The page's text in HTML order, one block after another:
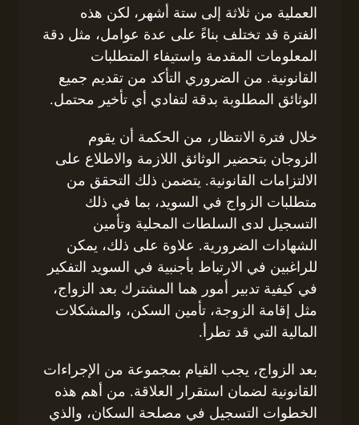
العملية من ثلاثة إلى ستة أشهر، لكن هذه
الفترة قد تختلف بناءً على عدة عوامل، مثل دقة
المعلومات المقدمة واستيفاء المتطلبات
القانونية. من الضروري التأكد من تقديم جميع
الوثائق المطلوبة بدقة لتفادي أي تأخير محتمل.
خلال فترة الانتظار، من الحكمة أن يقوم
الزوجان بتحضير الوثائق اللازمة والاطلاع على
الالتزامات القانونية. يتضمن ذلك التحقق من
متطلبات الزواج في السويد، بما في ذلك
التسجيل لدى السلطات المحلية وتأمين
الشهادات الضرورية. علاوة على ذلك، يمكن
للراغبين في الارتباط بأجنبية في السويد التفكير
في كيفية تدبير أمور هما المشترك بعد الزواج،
مثل إقامة الزوجة، تأمين السكن، والمشكلات
المالية التي قد تطرأ.
بعد الزواج، يجب القيام بمجموعة من الإجراءات
القانونية لضمان استقرار العلاقة. من أهم هذه
الخطوات التسجيل في مصلحة السكان، والذي